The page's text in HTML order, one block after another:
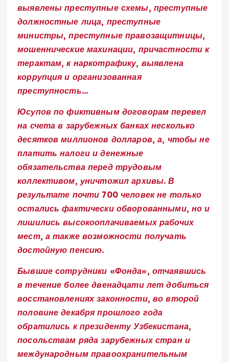
выявлены преступные схемы, преступные
должностные лица, преступные
министры, преступные правозащитницы,
мошеннические махинации, причастности к
терактам, к наркотрафику, выявлена
коррупция и организованная
преступность…
Юсупов по фиктивным договорам перевел
на счета в зарубежных банках несколько
десятков миллионов долларов, а, чтобы не
платить налоги и денежные
обязательства перед трудовым
коллективом, уничтожил архивы. В
результате почти 700 человек не только
остались фактически обворованными, но и
лишились высокооплачиваемых рабочих
мест, а также возможности получать
достойную пенсию.
Бывшие сотрудники «Фонда», отчаявшись
в течение более двенадцати лет добиться
восстановлениях законности, во второй
половине декабря прошлого года
обратились к президенту Узбекистана,
посольствам ряда зарубежных стран и
международным правоохранительным